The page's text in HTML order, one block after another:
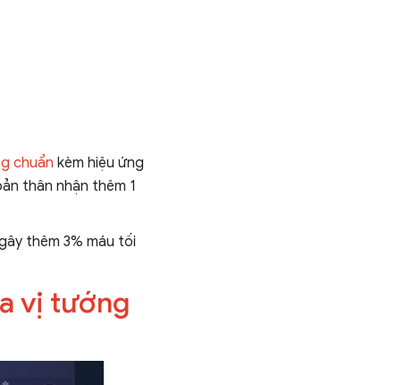
chuẩn kèm hiệu ứng
thân nhận thêm 1
thêm 3% máu tối
vị tướng